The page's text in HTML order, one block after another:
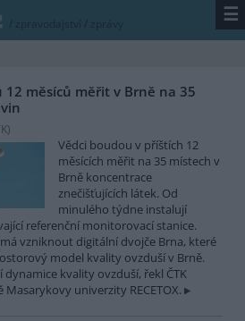
/ zpravodajství / zprávy ☰
12 měsíců měřit v Brně na 35
)
Vědci boudou v příštích 12
měsících měřit na 35 místech v
Brně koncentrace
znečišťujících látek. Od
minulého týdne instalují
referenční monitorovací stanice.
vzniknout digitální dvojče Brna, které
model kvality ovzduší v Brně.
kvality ovzduší, řekl ČTK
univerzity RECETOX.